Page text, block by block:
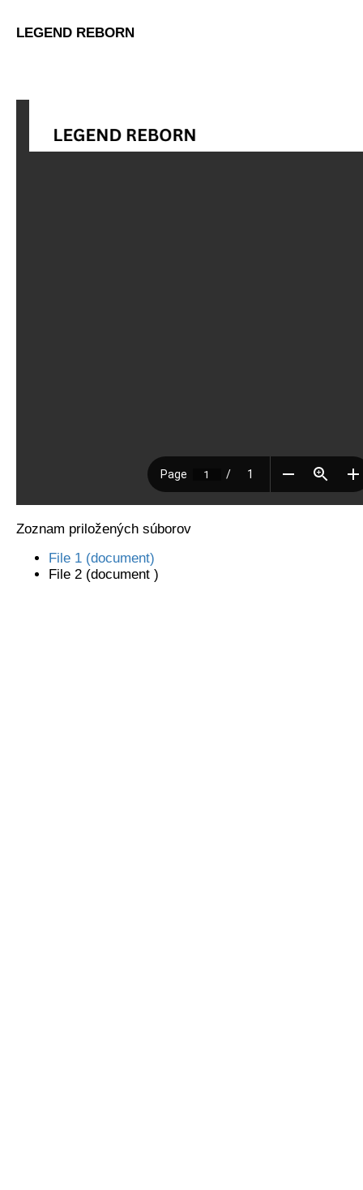
LEGEND REBORN
Zoznam priložených súborov
File 1 (document)
File 2 (document )